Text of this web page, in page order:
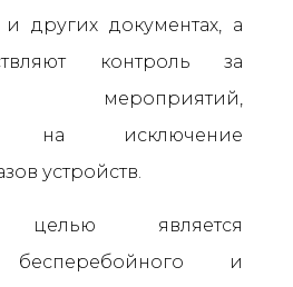
и других документах, а
контроль за
мероприятий,
на исключение
устройств.
целью является
бесперебойного и